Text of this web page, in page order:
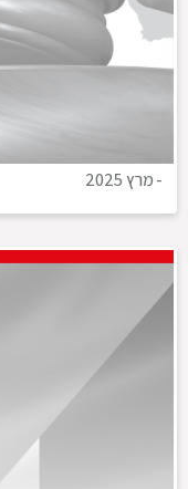
-מרץ 2025